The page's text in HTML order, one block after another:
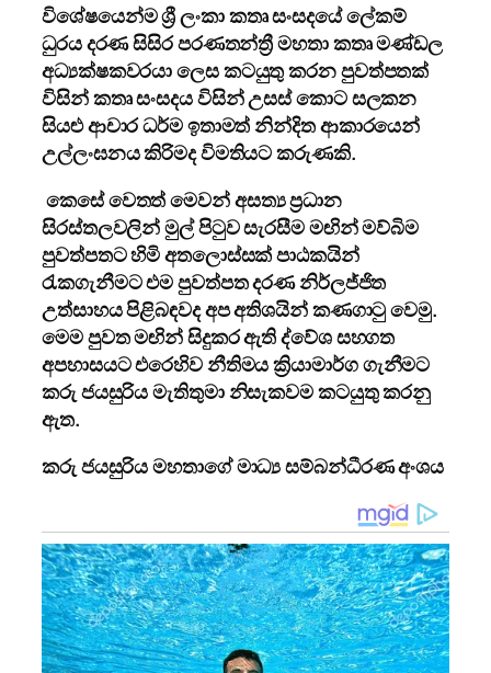
විශේෂයෙන්ම ශ්‍රී ලංකා කතෘ සංසදයේ ලේකම්
ධුරය දරණ සිසිර පරණතන්ත්‍රී මහතා කතෘ මණ්ඩල
අධ්‍යක්ෂකවරයා ලෙස කටයුතු කරන පුවත්පතක්
විසින් කතෘ සංසදය විසින් උසස් කොට සලකන
සියළු ආචාර ධර්ම ඉතාමත් නින්දිත ආකාරයෙන්
උල්ලංඝනය කිරිමද විමතියට කරුණකි.
කෙසේ වෙතත් මෙවන් අසත්‍ය ප්‍රධාන
සිරස්තලවලින් මුල් පිටුව සැරසීම මඟින් මව්බිම
පුවත්පතට හිමි අතලොස්සක් පාඨකයින්
රැකගැනීමට එම පුවත්පත දරණ නිර්ලජ්ජිත
උත්සාහය පිළිබඳවද අප අතිශයින් කණගාටු වෙමු.
මෙම පුවත මඟින් සිදුකර ඇති ද්වේශ සහගත
අපහාසයට එරෙහිව නීතිමය ක්‍රියාමාර්ග ගැනීමට
කරු ජයසුරිය මැතිතුමා නිසැකවම කටයුතු කරනු
ඇත.
කරු ජයසුරිය මහතාගේ මාධ්‍ය සම්බන්ධීරණ අංශය